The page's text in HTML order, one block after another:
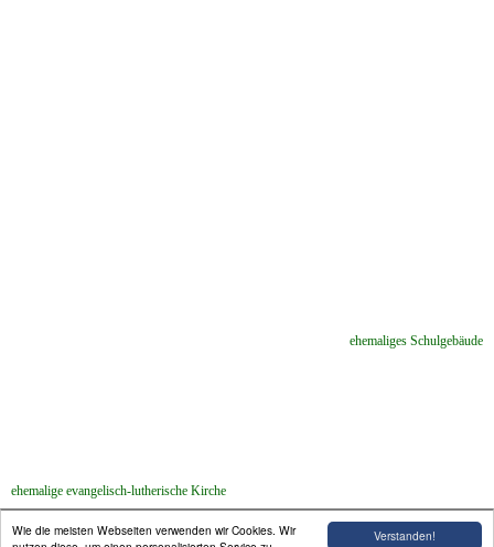
Verstanden!
Wie die meisten Webseiten verwenden wir Cookies. Wir
ehemaliges Schulgebäude
ehemalige evangelisch-lutherische Kirche